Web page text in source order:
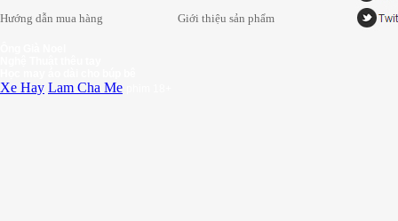
Hướng dẫn mua hàng
Giới thiệu sản phẩm
Xe Hay Lam Cha Me